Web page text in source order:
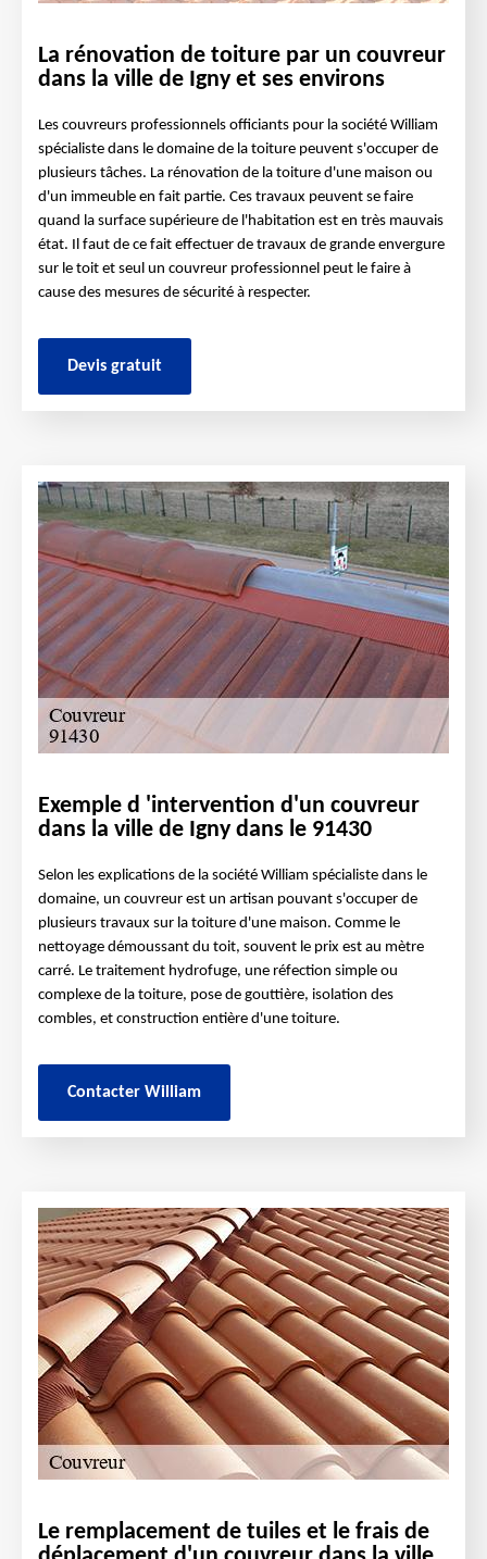
La rénovation de toiture par un couvreur
dans la ville de Igny et ses environs
Les couvreurs professionnels officiants pour la société William
spécialiste dans le domaine de la toiture peuvent s'occuper de
plusieurs tâches. La rénovation de la toiture d'une maison ou
d'un immeuble en fait partie. Ces travaux peuvent se faire
quand la surface supérieure de l'habitation est en très mauvais
état. Il faut de ce fait effectuer de travaux de grande envergure
sur le toit et seul un couvreur professionnel peut le faire à
cause des mesures de sécurité à respecter.
Devis gratuit
Exemple d 'intervention d'un couvreur
dans la ville de Igny dans le 91430
Selon les explications de la société William spécialiste dans le
domaine, un couvreur est un artisan pouvant s'occuper de
plusieurs travaux sur la toiture d'une maison. Comme le
nettoyage démoussant du toit, souvent le prix est au mètre
carré. Le traitement hydrofuge, une réfection simple ou
complexe de la toiture, pose de gouttière, isolation des
combles, et construction entière d'une toiture.
Contacter William
Le remplacement de tuiles et le frais de